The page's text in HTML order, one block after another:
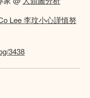
Lee 李玟小心謹慎努
3438